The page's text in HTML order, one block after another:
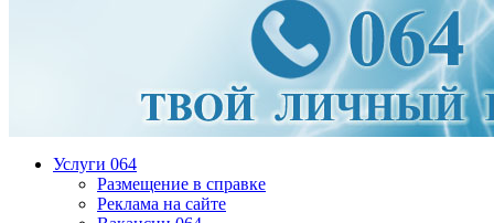
Услуги 064
Размещение в справке
Реклама на сайте